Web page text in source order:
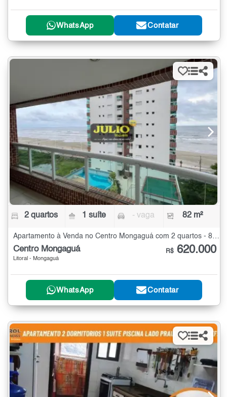
WhatsApp Contatar
2 quartos 1 suíte - vaga 82 m²
Apartamento à Venda no Centro Mongaguá com 2 quartos - 82 m²
Centro Mongaguá
Litoral - Mongaguá
R$ 620.000
WhatsApp Contatar